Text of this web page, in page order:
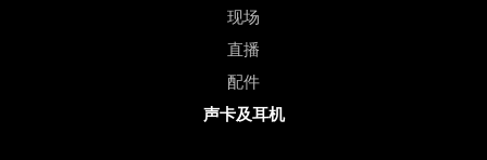
现场
直播
配件
声卡及耳机